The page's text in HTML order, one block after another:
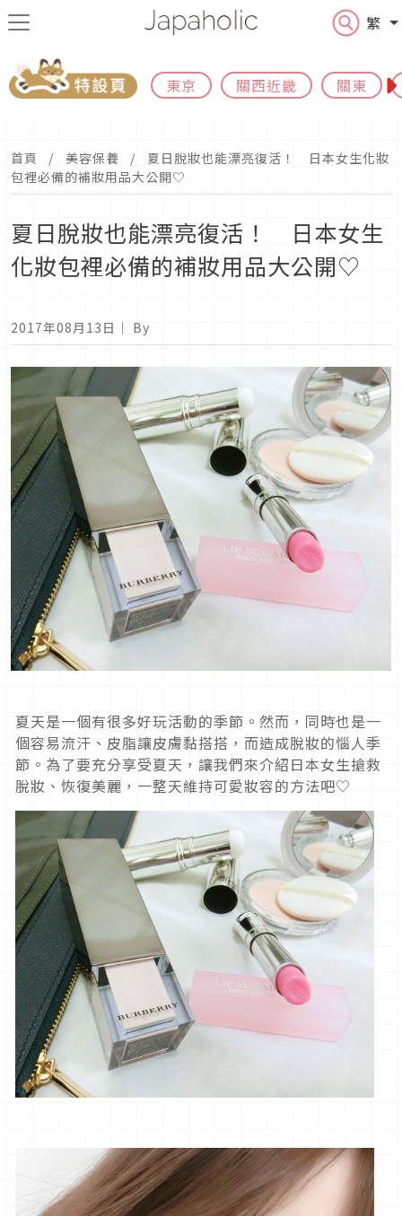
繁
東京 關西近畿 關東
首頁 美容保養
夏日脫妝也能漂亮復活！ 日本女生化妝
包裡必備的補妝用品大公開♡
夏日脫妝也能漂亮復活！ 日本女生
化妝包裡必備的補妝用品大公開♡
2017年08月13日 ｜ By
夏天是一個有很多好玩活動的季節。然而，同時也是一
個容易流汗、皮脂讓皮膚黏搭搭，而造成脫妝的惱人季
節。為了要充分享受夏天，讓我們來介紹日本女生搶救
脫妝、恢復美麗，一整天維持可愛妝容的方法吧♡